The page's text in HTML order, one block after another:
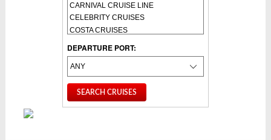
DEPARTURE PORT: